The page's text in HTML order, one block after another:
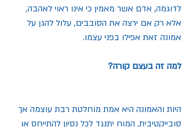
לדוגמה, אדם אשר מאמין כי אינו ראוי לאהבה,
אלא רק אם ירצה את הסובבים, עלול להגן על
אמונה זאת אפילו בפני עצמו.
למה זה בעצם קורה?
היות והאמונה היא אמת מוחלטת רבת עוצמה אך
סובייקטיבית, המוח יתנגד לכל נסיון להתייחס או